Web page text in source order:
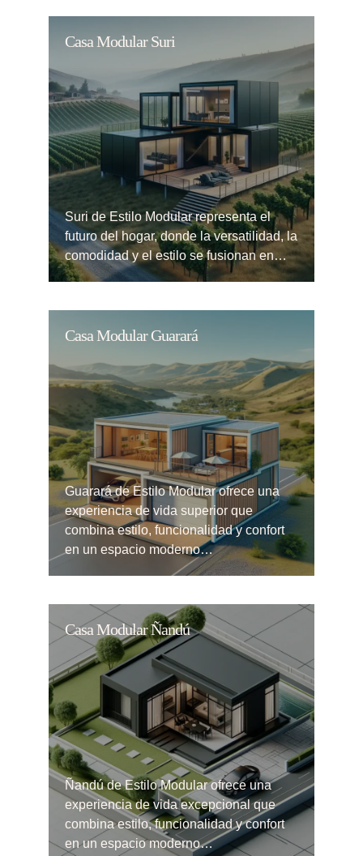
Casa Modular Suri
Suri de Estilo Modular representa el
futuro del hogar, donde la versatilidad, la
comodidad y el estilo se fusionan en…
Casa Modular Guarará
Guarará de Estilo Modular ofrece una
experiencia de vida superior que
combina estilo, funcionalidad y confort
en un espacio moderno…
Casa Modular Ñandú
Ñandú de Estilo Modular ofrece una
experiencia de vida excepcional que
combina estilo, funcionalidad y confort
en un espacio moderno…